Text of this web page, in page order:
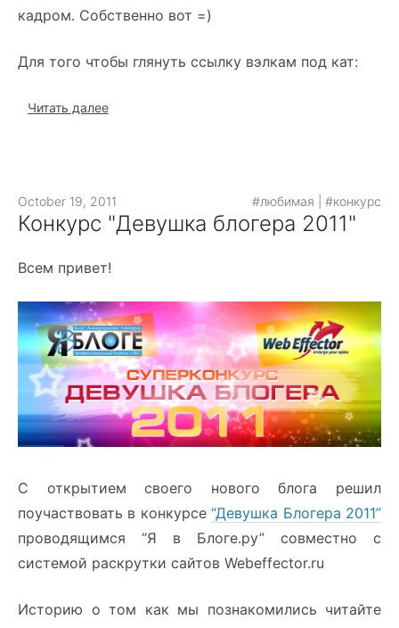
кадром. Собственно вот =)
Для того чтобы глянуть ссылку вэлкам под кат:
Читать далее
#любимая #конкурс
October 19, 2011
Конкурс "Девушка блогера 2011"
Всем привет!
С открытием своего нового блога решил
поучаствовать в конкурсе“Девушка Блогера 2011”
проводящимся “Я в Блоге.ру” совместно с
системой раскрутки сайтов Webeffector.ru
Историю о том как мы познакомились читайте